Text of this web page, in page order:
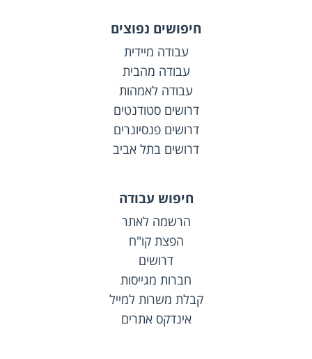
חיפושים נפוצים
עבודה מיידית
עבודה מהבית
עבודה לאמהות
דרושים סטודנטים
דרושים פנסיונרים
דרושים בתל אביב
חיפוש עבודה
הרשמה לאתר
הפצת קו"ח
דרושים
חברות מגייסות
קבלת משרות למייל
אינדקס אתרים